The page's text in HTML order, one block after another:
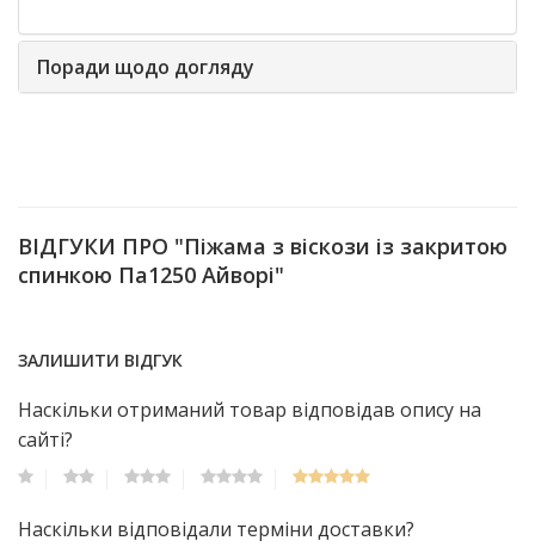
Поради щодо догляду
ВІДГУКИ ПРО "Піжама з віскози із закритою
спинкою Па1250 Айворі"
ЗАЛИШИТИ ВІДГУК
Наскільки отриманий товар відповідав опису на
сайті?
Наскільки відповідали терміни доставки?